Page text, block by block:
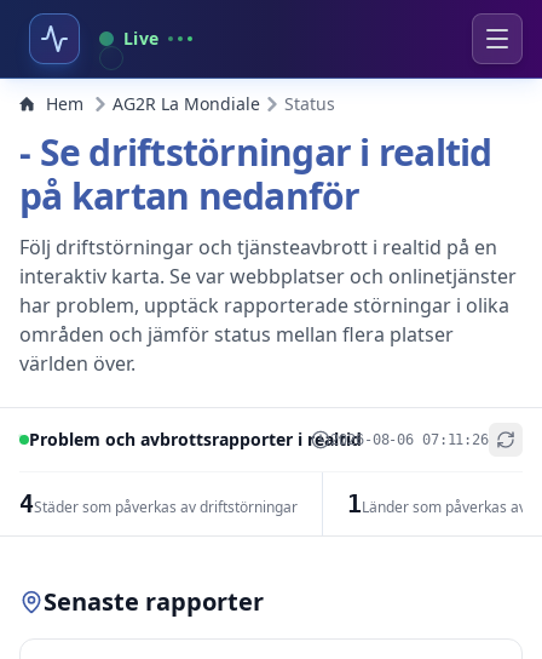
Live
Hem AG2R La Mondiale Status
- Se driftstörningar i realtid
på kartan nedanför
Följ driftstörningar och tjänsteavbrott i realtid på en
interaktiv karta. Se var webbplatser och onlinetjänster
har problem, upptäck rapporterade störningar i olika
områden och jämför status mellan flera platser
världen över.
Problem och avbrottsrapporter i realtid2026-08-06 07:11:26
4Städer som påverkas av driftstörningar 1Länder som påverkas av
+
Senaste rapporter